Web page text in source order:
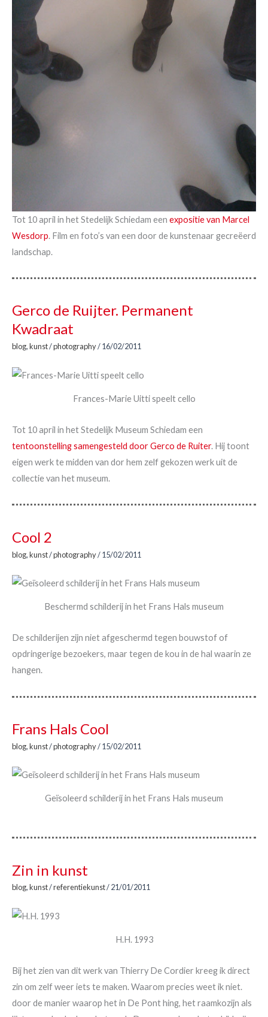
Tot 10 april in het Stedelijk Schiedam een expositie van Marcel
Wesdorp. Film en foto’s van een door de kunstenaar gecreëerd
landschap.
Gerco de Ruijter. Permanent
Kwadraat
blog,kunst/photography/16/02/2011
Frances-Marie Uitti speelt cello
Tot 10 april in het Stedelijk Museum Schiedam een
tentoonstelling samengesteld door Gerco de Ruiter. Hij toont
eigen werk te midden van dor hem zelf gekozen werk uit de
collectie van het museum.
Cool 2
blog,kunst/photography/15/02/2011
Beschermd schilderij in het Frans Hals museum
De schilderijen zijn niet afgeschermd tegen bouwstof of
opdringerige bezoekers, maar tegen de kou in de hal waarin ze
hangen.
Frans Hals Cool
blog,kunst/photography/15/02/2011
Geïsoleerd schilderij in het Frans Hals museum
Zin in kunst
blog,kunst/referentiekunst/21/01/2011
H.H. 1993
Bij het zien van dit werk van Thierry De Cordier kreeg ik direct
zin om zelf weer iets te maken. Waarom precies weet ik niet.
door de manier waarop het in De Pont hing, het raamkozijn als